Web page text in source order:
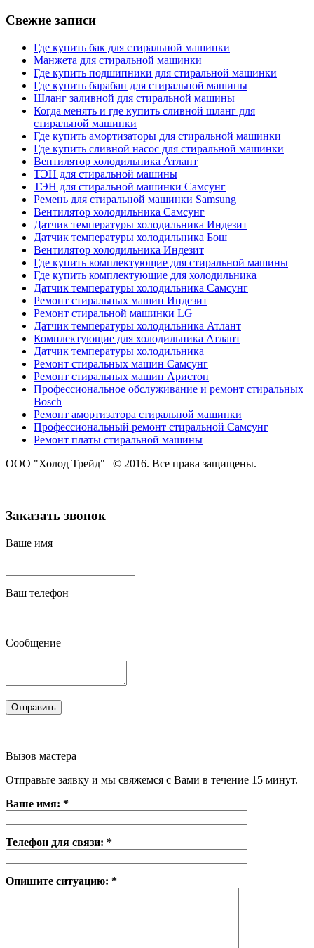
Свежие записи
Где купить бак для стиральной машинки
Манжета для стиральной машинки
Где купить подшипники для стиральной машинки
Где купить барабан для стиральной машины
Шланг заливной для стиральной машины
Когда менять и где купить сливной шланг для
стиральной машинки
Где купить амортизаторы для стиральной машинки
Где купить сливной насос для стиральной машинки
Вентилятор холодильника Атлант
ТЭН для стиральной машины
ТЭН для стиральной машинки Самсунг
Ремень для стиральной машинки Samsung
Вентилятор холодильника Самсунг
Датчик температуры холодильника Индезит
Датчик температуры холодильника Бош
Вентилятор холодильника Индезит
Где купить комплектующие для стиральной машины
Где купить комплектующие для холодильника
Датчик температуры холодильника Самсунг
Ремонт стиральных машин Индезит
Ремонт стиральной машинки LG
Датчик температуры холодильника Атлант
Комплектующие для холодильника Атлант
Датчик температуры холодильника
Ремонт стиральных машин Самсунг
Ремонт стиральных машин Аристон
Профессиональное обслуживание и ремонт стиральных
Bosch
Ремонт амортизатора стиральной машинки
Профессиональный ремонт стиральной Самсунг
Ремонт платы стиральной машины
ООО "Холод Трейд" | © 2016. Все права защищены.
Заказать звонок
Ваше имя
Ваш телефон
Сообщение
Вызов мастера
Отправьте заявку и мы свяжемся с Вами в течение 15 минут.
Ваше имя: *
Телефон для связи: *
Опишите ситуацию: *